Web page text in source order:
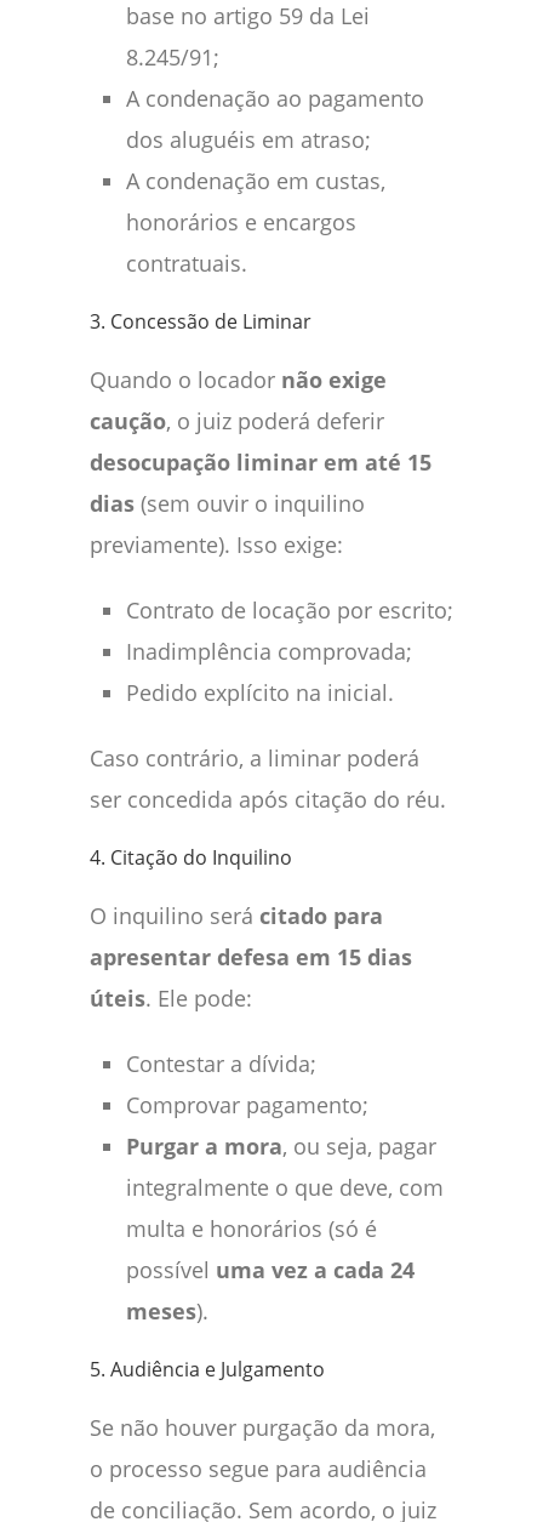
base no artigo 59 da Lei
8.245/91;
A condenação ao pagamento
dos aluguéis em atraso;
A condenação em custas,
honorários e encargos
contratuais.
3. Concessão de Liminar
Quando o locador não exige
caução, o juiz poderá deferir
desocupação liminar em até 15
dias (sem ouvir o inquilino
previamente). Isso exige:
Contrato de locação por escrito;
Inadimplência comprovada;
Pedido explícito na inicial.
Caso contrário, a liminar poderá
ser concedida após citação do réu.
4. Citação do Inquilino
O inquilino será citado para
apresentar defesa em 15 dias
úteis. Ele pode:
Contestar a dívida;
Comprovar pagamento;
Purgar a mora, ou seja, pagar
integralmente o que deve, com
multa e honorários (só é
possível uma vez a cada 24
meses).
5. Audiência e Julgamento
Se não houver purgação da mora,
o processo segue para audiência
de conciliação. Sem acordo, o juiz